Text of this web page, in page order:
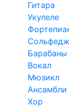
Гитара
Укулеле
Барабаны
Вокал
Мюзикл
Ансамбли
Хор